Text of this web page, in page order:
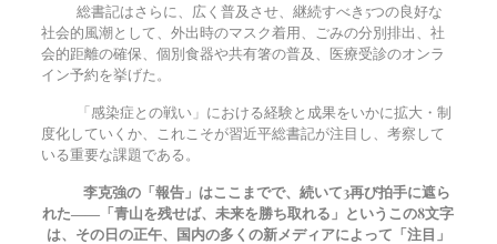
総書記はさらに、広く普及させ、継続すべき5つの良好な
社会的風潮として、外出時のマスク着用、ごみの分別排出、社
会的距離の確保、個別食器や共有箸の普及、医療受診のオンラ
イン予約を挙げた。
「感染症との戦い」における経験と成果をいかに拡大・制
度化していくか、これこそが習近平総書記が注目し、考察して
いる重要な課題である。
李克強の「報告」はここまでで、続いて3再び拍手に遮ら
れた――「青山を残せば、未来を勝ち取れる」というこの8文字
は、その日の正午、国内の多くの新メディアによって「注目」